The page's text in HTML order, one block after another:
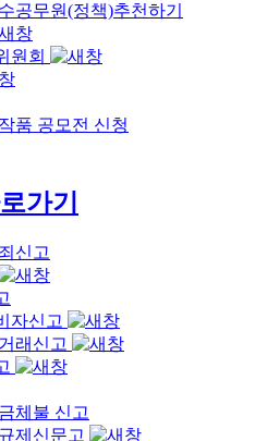
공무원(정책)추천하기
원회
품 공모전 신청
가기
신고
자신고
래신고
체불 신고
제신문고